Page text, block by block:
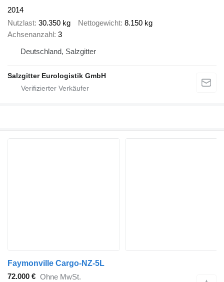
2014
Nutzlast 30.350 kg Nettogewicht 8.150 kg
Achsenanzahl 3
Deutschland, Salzgitter
Salzgitter Eurologistik GmbH
Faymonville Cargo-NZ-5L
72.000 € Ohne MwSt.